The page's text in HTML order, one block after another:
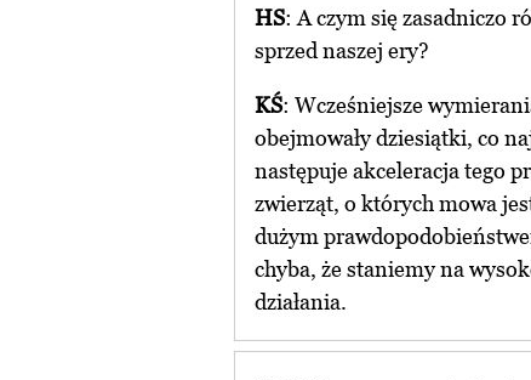
HS: A czym się zasadniczo
sprzed naszej ery?
KŚ: Wcześniejsze
obejmowały dziesiątki, co
następuje akceleracja tego
zwierząt, o których mowa
dużym
chyba, że staniemy na
działania.